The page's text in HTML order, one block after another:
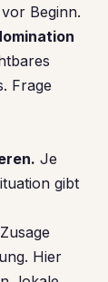
Beginn.
Frage
Je
gibt
Hier